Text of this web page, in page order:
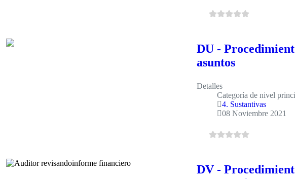
DU -
asuntos
Detalles
Categoría de nivel
4. Sustantivas
08 Noviembre 2021
DV -